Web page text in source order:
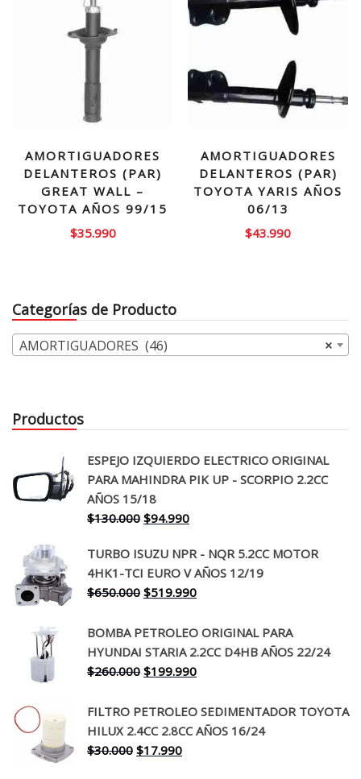
AMORTIGUADORES
DELANTEROS (PAR)
GREAT WALL –
TOYOTA AÑOS 99/15
$35.990
AMORTIGUADORES
DELANTEROS (PAR)
TOYOTA YARIS AÑOS
06/13
$43.990
Categorías de Producto
×
AMORTIGUADORES (46)
Productos
ESPEJO IZQUIERDO ELECTRICO ORIGINAL
PARA MAHINDRA PIK UP - SCORPIO 2.2CC
AÑOS 15/18
$130.000 El
original
era:
$130.000.
$94.990El
actual
es:
$94.990.
TURBO ISUZU NPR - NQR 5.2CC MOTOR
4HK1-TCI EURO V AÑOS 12/19
$650.000 El
original
era:
$650.000.
$519.990El
actual
es:
$519.990.
BOMBA PETROLEO ORIGINAL PARA
HYUNDAI STARIA 2.2CC D4HB AÑOS 22/24
$260.000 El
original
era:
$260.000.
$199.990El
actual
es:
FILTRO PETROLEO SEDIMENTADOR TOYOTA
HILUX 2.4CC 2.8CC AÑOS 16/24
$30.000 El
$17.990El